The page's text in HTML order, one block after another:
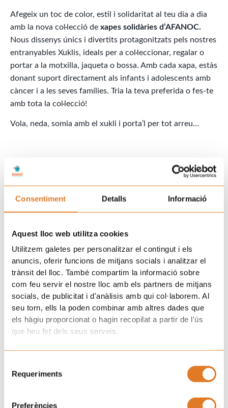
Consentiment Detalls Informació
Aquest lloc web utilitza cookies
Utilitzem galetes per personalitzar el contingut i els
anuncis, oferir funcions de mitjans socials i analitzar el
trànsit del lloc. També compartim la informació sobre
com feu servir el nostre lloc amb els partners de mitjans
socials, de publicitat i d'anàlisis amb qui col·laborem. Al
seu torn, ells la poden combinar amb altres dades que
els hàgiu proporcionat o hagin recopilat a partir de l'ús
que heu fet dels seus serveis.
Requeriments
Preferències
Afegeix un toc de color, estil i solidaritat al teu dia a dia
amb la nova col·lecció de xapes solidàries d’AFANOC.
Nous dissenys únics i divertits protagonitzats pels nostres
entranyables Xuklis, ideals per a col·leccionar, regalar o
portar a la motxilla, jaqueta o bossa. Amb cada xapa, estàs
donant suport directament als infants i adolescents amb
càncer i a les seves famílies. Tria la teva preferida o fes-te
amb tota la col·lecció!
Vola, neda, somia amb el xukli i porta’l per tot arreu…
Descripció
Mides: 31 mm de diàmetre
Pes 0,052 kg
model
Enamorats,Exploradora,
Hawai,Netejador ,Rega
flor
Rockero Snorkel